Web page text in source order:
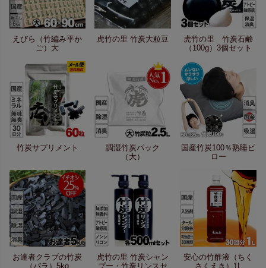
えびら（竹編み平か
ご）大
虎竹の里 竹炭大粒豆
虎竹の里 竹炭石鹸
（100g）3個セット
竹炭サプリメント
調湿竹炭パック
（大）
国産竹炭100％熟睡ピ
ロー
お達者クラブの竹炭
（バラ）5kg
虎竹の里 竹炭シャン
プー・竹炭リンスセ
安心の竹酢液（ちく
さくえき）1L